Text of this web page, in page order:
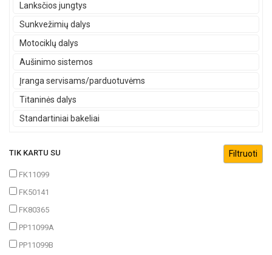
Lanksčios jungtys
Sunkvežimių dalys
Motociklų dalys
Aušinimo sistemos
Įranga servisams/parduotuvėms
Titaninės dalys
Standartiniai bakeliai
TIK KARTU SU
FK11099
FK50141
FK80365
PP11099A
PP11099B